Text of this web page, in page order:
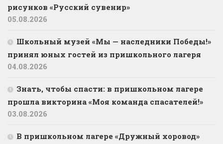
рисунков «Русский сувенир»
05.08.2026
Школьный музей «Мы — наследники Победы!»
принял юных гостей из пришкольного лагеря
04.08.2026
Знать, чтобы спасти: в пришкольном лагере
прошла викторина «Моя команда спасателей!»
03.08.2026
В пришкольном лагере «Дружный хоровод»